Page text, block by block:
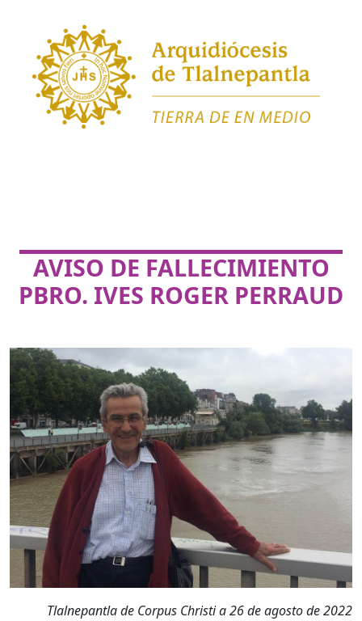
AVISO DE FALLECIMIENTO
PBRO. IVES ROGER PERRAUD
Tlalnepantla de Corpus Christi a 26 de agosto de 2022